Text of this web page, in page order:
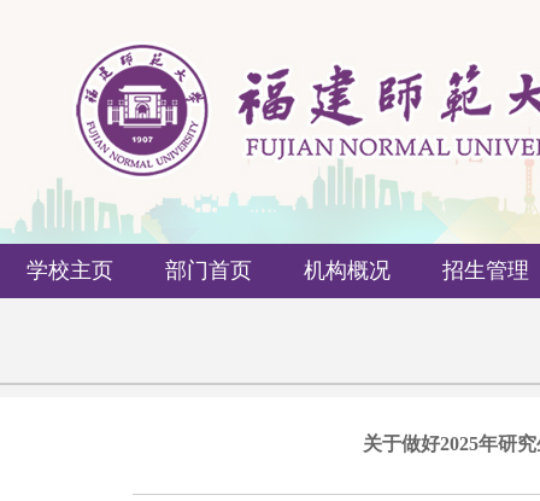
学校主页 部门首页 机构概况 招生管理
关于做好2025年研